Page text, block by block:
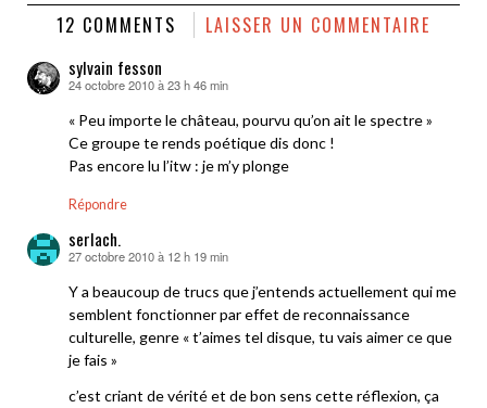
12 COMMENTS LAISSER UN COMMENTAIRE
sylvain fesson
dit :
24 octobre 2010 à 23 h 46 min
« Peu importe le château, pourvu qu’on ait le spectre »
Ce groupe te rends poétique dis donc !
Pas encore lu l’itw : je m’y plonge
Répondre
serlach.
dit :
27 octobre 2010 à 12 h 19 min
Y a beaucoup de trucs que j’entends actuellement qui me
semblent fonctionner par effet de reconnaissance
culturelle, genre « t’aimes tel disque, tu vais aimer ce que
je fais »
c’est criant de vérité et de bon sens cette réflexion, ça